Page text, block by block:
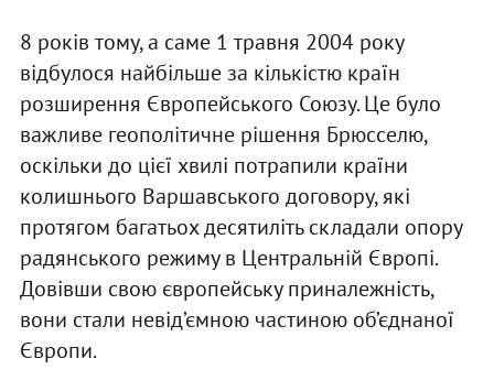
8 років тому, а саме 1 травня 2004 року
відбулося найбільше за кількістю країн
розширення Європейського Союзу. Це було
важливе геополітичне рішення Брюсселю,
оскільки до цієї хвилі потрапили країни
колишнього Варшавського договору, які
протягом багатьох десятиліть складали опору
радянського режиму в Центральній Європі.
Довівши свою європейську приналежність,
вони стали невід’ємною частиною об’єднаної
Європи.